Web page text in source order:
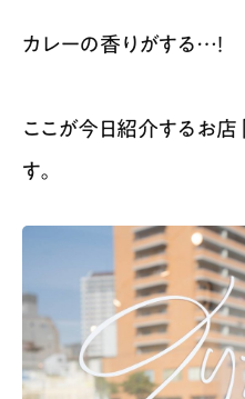
カレーの香りがする…！
ここが今日紹介するお店
す。